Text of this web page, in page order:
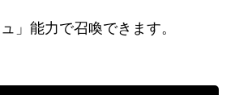
」能力で召喚できます。